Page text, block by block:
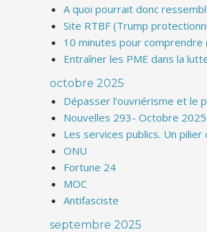
A quoi pourrait donc
Site RTBF (Trump
10 minutes pour
Entraîner les PME dans la
octobre 2025
Dépasser l’ouvriérisme et le
Nouvelles 293- Octobre 2025
Les services publics. Un
ONU
Fortune 24
MOC
Antifasciste
septembre 2025